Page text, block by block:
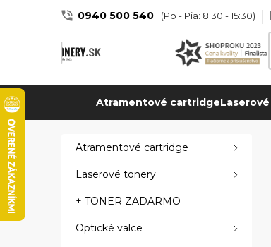
0940 500 540 (Po - Pia: 8:30 - 15:30)
Atramentové cartridge
Atramentové cartridge
Laserové tonery
+ TONER ZADARMO
Optické valce